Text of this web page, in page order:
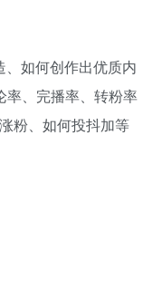
如何创作出优质内
率、完播率、转粉率
粉、如何投抖加等